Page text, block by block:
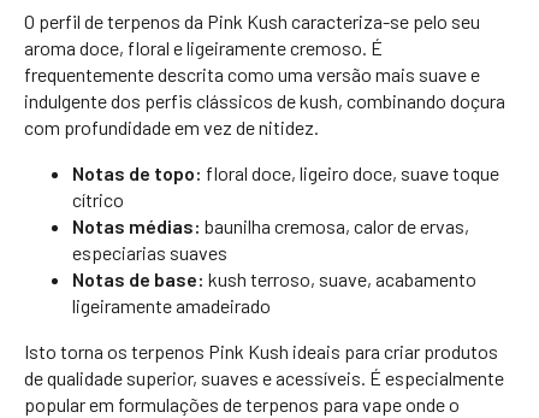
O perfil de terpenos da Pink Kush caracteriza-se pelo seu
aroma doce, floral e ligeiramente cremoso. É
frequentemente descrita como uma versão mais suave e
indulgente dos perfis clássicos de kush, combinando doçura
com profundidade em vez de nitidez.
Notas de topo: floral doce, ligeiro doce, suave toque
cítrico
Notas médias: baunilha cremosa, calor de ervas,
especiarias suaves
Notas de base: kush terroso, suave, acabamento
ligeiramente amadeirado
Isto torna os terpenos Pink Kush ideais para criar produtos
de qualidade superior, suaves e acessíveis. É especialmente
popular em formulações de terpenos para vape onde o